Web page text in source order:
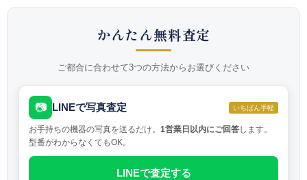
かんたん無料査定
ご都合に合わせて3つの方法からお選びください
📷 LINEで写真査定 いちばん手軽
お手持ちの機器の写真を送るだけ。 1営業日以内にご回答します。
型番がわからなくてもOK。
LINEで査定する